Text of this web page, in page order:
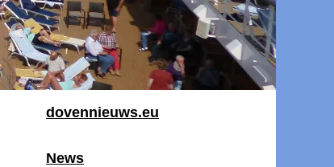
dovennieuws.eu
News